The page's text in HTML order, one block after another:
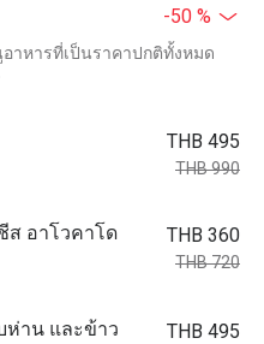
-50 %
าหารที่เป็นราคาปกติทั้งหมด
THB 495
THB 990
ส อาโวคาโด
THB 360
THB 720
ห่าน และข้าว
THB 495